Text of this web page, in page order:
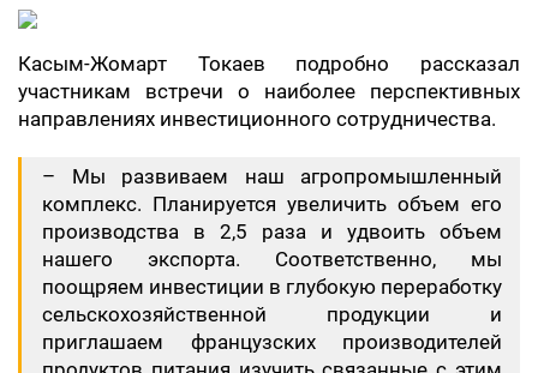
Касым-Жомарт Токаев подробно рассказал
участникам встречи о наиболее перспективных
направлениях инвестиционного сотрудничества.
– Мы развиваем наш агропромышленный
комплекс. Планируется увеличить объем его
производства в 2,5 раза и удвоить объем
нашего экспорта. Соответственно, мы
поощряем инвестиции в глубокую переработку
сельскохозяйственной продукции и
приглашаем французских производителей